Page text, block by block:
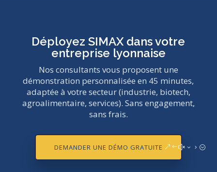
Déployez SIMAX dans votre
entreprise lyonnaise
Nos consultants vous proposent une
démonstration personnalisée en 45 minutes,
adaptée à votre secteur (industrie, biotech,
agroalimentaire, services). Sans engagement,
sans frais.
DEMANDER UNE DÉMO GRATUITE